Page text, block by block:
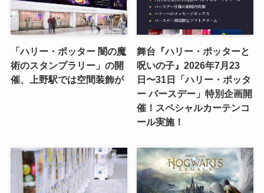
「ハリー・ポッター 闇の魔
術のスタンプラリー」の開
催、上野駅では空間装飾が
舞台『ハリー・ポッターと
呪いの子』2026年7月23
日〜31日「ハリー・ポッタ
ー バースデー」特別企画開
催！スペシャルカーテンコ
ール実施！